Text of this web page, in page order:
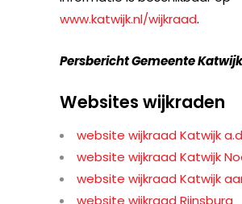
www.katwijk.nl/wijkraad.
Persbericht Gemeente Katwijk
Websites wijkraden
website wijkraad Katwijk
website wijkraad Katwijk
website wijkraad Katwijk
website wijkraad Rijnsburg